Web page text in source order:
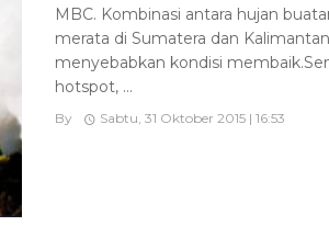
MBC. Kombinasi antara hujan
merata di Sumatera dan
menyebabkan kondisi
hotspot, ...
By Sabtu, 31 Oktober 2015 | 16:53